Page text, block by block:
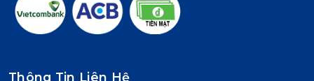
Thông Tin Liên Hệ